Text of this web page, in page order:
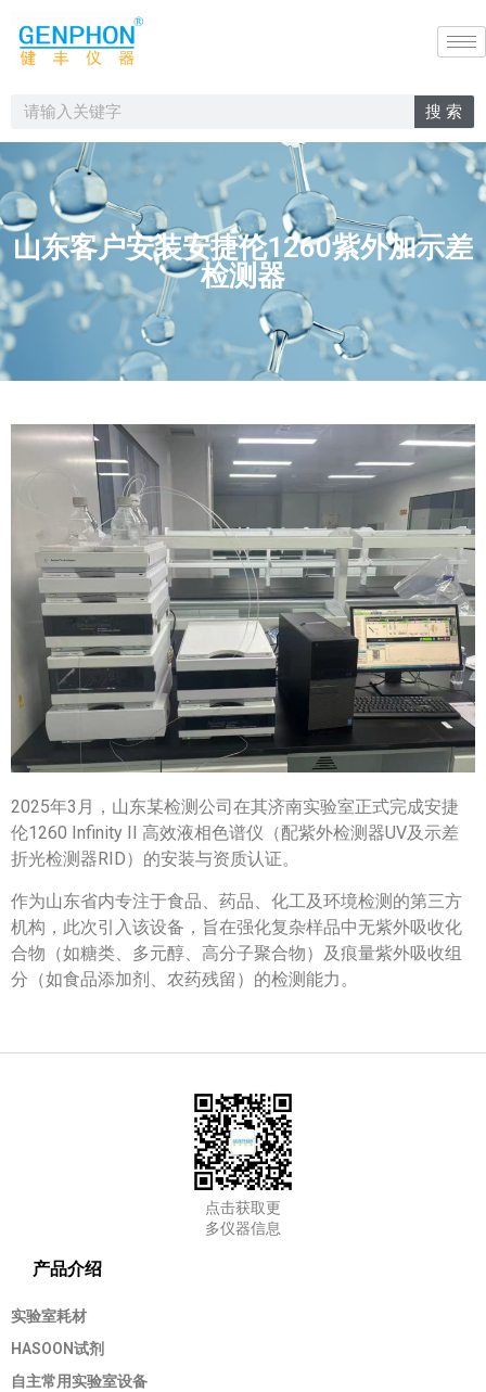
搜 索
山东客户安装安捷伦1260紫外加示差
检测器
2025年3月，山东某检测公司在其济南实验室正式完成安捷
伦1260 Infinity II 高效液相色谱仪（配紫外检测器UV及示差
折光检测器RID）的安装与资质认证。
作为山东省内专注于食品、药品、化工及环境检测的第三方
机构，此次引入该设备，旨在强化复杂样品中无紫外吸收化
合物（如糖类、多元醇、高分子聚合物）及痕量紫外吸收组
分（如食品添加剂、农药残留）的检测能力。
点击获取更
多仪器信息
产品介绍
实验室耗材
HASOON试剂
自主常用实验室设备